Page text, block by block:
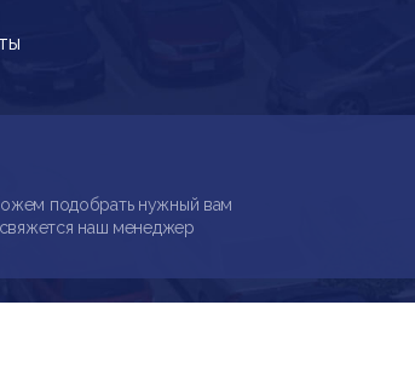
подобрать нужный вам
наш менеджер